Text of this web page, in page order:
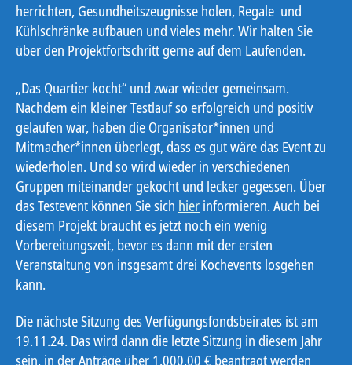
herrichten, Gesundheitszeugnisse holen, Regale und
Kühlschränke aufbauen und vieles mehr. Wir halten Sie
über den Projektfortschritt gerne auf dem Laufenden.
„Das Quartier kocht“ und zwar wieder gemeinsam.
Nachdem ein kleiner Testlauf so erfolgreich und positiv
gelaufen war, haben die Organisator*innen und
Mitmacher*innen überlegt, dass es gut wäre das Event zu
wiederholen. Und so wird wieder in verschiedenen
Gruppen miteinander gekocht und lecker gegessen. Über
das Testevent können Sie sich hier informieren. Auch bei
diesem Projekt braucht es jetzt noch ein wenig
Vorbereitungszeit, bevor es dann mit der ersten
Veranstaltung von insgesamt drei Kochevents losgehen
kann.
Die nächste Sitzung des Verfügungsfondsbeirates ist am
19.11.24. Das wird dann die letzte Sitzung in diesem Jahr
sein, in der Anträge über 1.000,00 € beantragt werden